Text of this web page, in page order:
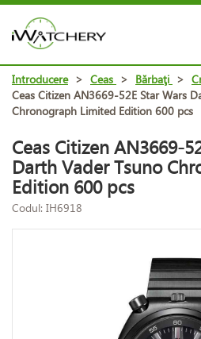
Introducere > Ceas > Bărbaţi >
Ceas Citizen AN3669-52E Star Wars
Chronograph Limited Edition 600 pcs
Ceas Citizen AN3669-
Darth Vader Tsuno
Edition 600 pcs
Codul: IH6918